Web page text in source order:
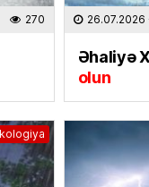
270 26.07.2026
Əhaliyə
olun